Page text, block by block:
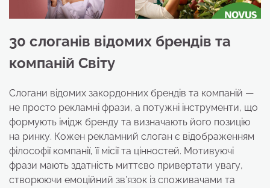
30 слоганів відомих брендів та
компаній Світу
Слогани відомих закордонних брендів та компаній —
не просто рекламні фрази, а потужні інструменти, що
формують імідж бренду та визначають його позицію
на ринку. Кожен рекламний слоган є відображенням
філософії компанії, її місії та цінностей. Мотивуючі
фрази мають здатність миттєво привертати увагу,
створюючи емоційний зв’язок із споживачами та